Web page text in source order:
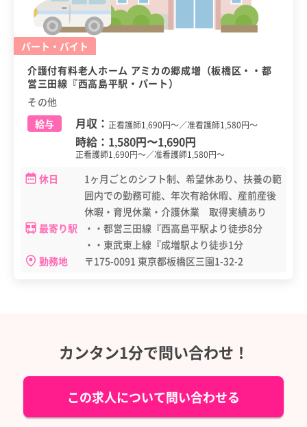
パート・バイト
介護付有料老人ホーム アミカの郷成増（板橋区・・都
営三田線『西高島平駅・パート）
その他
給与
月収： 正看護師1,690円～／准看護師1,580円～
時給： 1,580円〜1,690円
正看護師1,690円～／准看護師1,580円～
休日
1ヶ月ごとのシフト制、希望休あり、扶養の範
囲内での勤務可能、年次有給休暇、産前産後
休暇・育児休業・介護休業 取得実績あり
最寄り駅
・・都営三田線『西高島平駅より徒歩8分
・・東武東上線『成増駅より徒歩1分
勤務地
〒175-0091 東京都板橋区三園1-32-2
カンタン1分で問い合わせ！
この求人について問い合わせる